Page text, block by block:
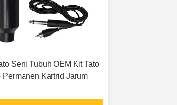
Seni Tubuh OEM Kit Tato
Permanen Kartrid Jarum